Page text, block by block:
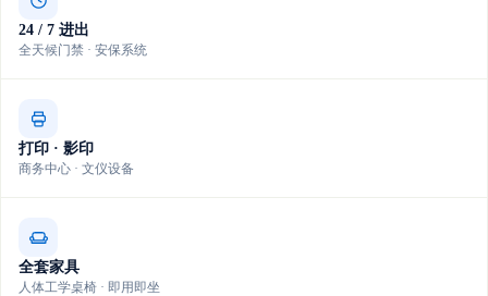
24 / 7 进出
全天候门禁 · 安保系统
打印 · 影印
商务中心 · 文仪设备
全套家具
人体工学桌椅 · 即用即坐